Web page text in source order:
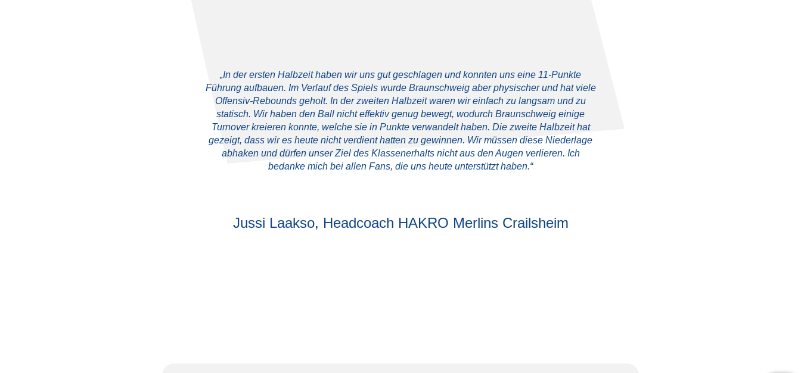
„In der ersten Halbzeit haben wir uns gut geschlagen und konnten uns eine 11-Punkte
Führung aufbauen. Im Verlauf des Spiels wurde Braunschweig aber physischer und hat viele
Offensiv-Rebounds geholt. In der zweiten Halbzeit waren wir einfach zu langsam und zu
statisch. Wir haben den Ball nicht effektiv genug bewegt, wodurch Braunschweig einige
Turnover kreieren konnte, welche sie in Punkte verwandelt haben. Die zweite Halbzeit hat
gezeigt, dass wir es heute nicht verdient hatten zu gewinnen. Wir müssen diese Niederlage
abhaken und dürfen unser Ziel des Klassenerhalts nicht aus den Augen verlieren. Ich
bedanke mich bei allen Fans, die uns heute unterstützt haben.“
Jussi Laakso, Headcoach HAKRO Merlins Crailsheim